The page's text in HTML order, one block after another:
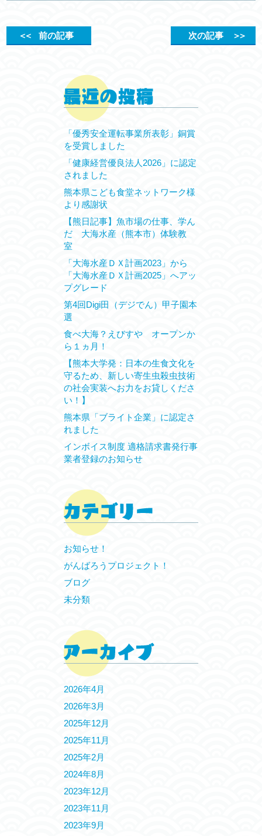
＜＜前の記事 次の記事 ＞＞
「優秀安全運転事業所表彰」銅賞
を受賞しました
「健康経営優良法人2026」に認定
されました
熊本県こども食堂ネットワーク様
より感謝状
【熊日記事】魚市場の仕事、学ん
だ 大海水産（熊本市）体験教
室
「大海水産ＤＸ計画2023」から
「大海水産ＤＸ計画2025」へアッ
プグレード
第4回Digi田（デジでん）甲子園本
選
食べ大海？えびすや オープンか
ら１ヵ月！
【熊本大学発：日本の生食文化を
守るため、新しい寄生虫殺虫技術
の社会実装へお力をお貸しくださ
い！】
熊本県「ブライト企業」に認定さ
れました
インボイス制度 適格請求書発行事
業者登録のお知らせ
お知らせ！
がんばろうプロジェクト！
ブログ
未分類
2026年4月
2026年3月
2025年12月
2025年11月
2025年2月
2024年8月
2023年12月
2023年11月
2023年9月